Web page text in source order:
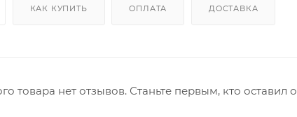
КАК КУПИТЬ ОПЛАТА ДОСТАВКА
товара нет отзывов. Станьте первым, кто оставил